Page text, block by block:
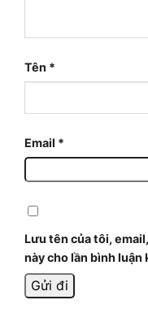
Tên *
Email *
Lưu tên của tôi,
này cho lần bình luận